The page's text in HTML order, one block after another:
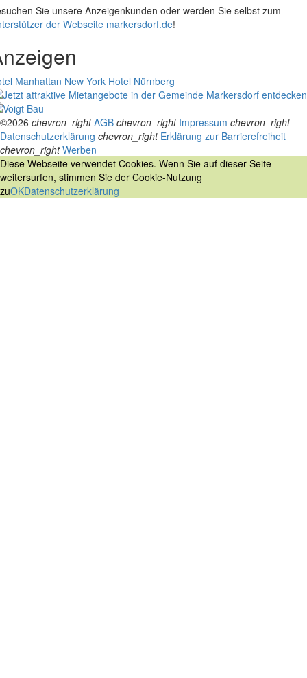
Sie unsere Anzeigenkunden oder werden Sie selbst zum
der Webseite markersdorf.de!
Manhattan New York Hotel Nürnberg
©2026 chevron_right AGB chevron_right Impressum chevron_right
Datenschutzerklärung chevron_right Erklärung zur Barrierefreiheit
chevron_right Werben
Diese Webseite verwendet Cookies. Wenn Sie auf dieser Seite
weitersurfen, stimmen Sie der Cookie-Nutzung
zuOKDatenschutzerklärung